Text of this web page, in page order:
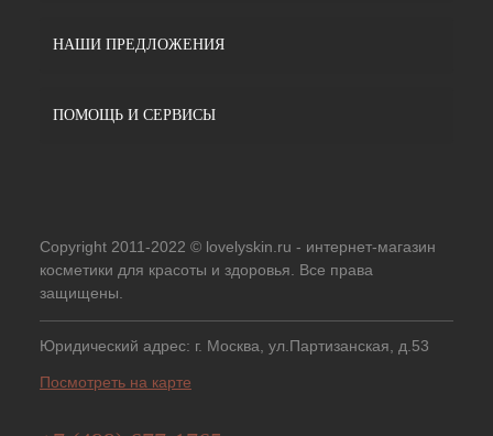
НАШИ ПРЕДЛОЖЕНИЯ
ПОМОЩЬ И СЕРВИСЫ
Copyright 2011-2022 © lovelyskin.ru - интернет-магазин
косметики для красоты и здоровья. Все права
защищены.
Юридический адрес: г. Москва, ул.Партизанская, д.53
Посмотреть на карте